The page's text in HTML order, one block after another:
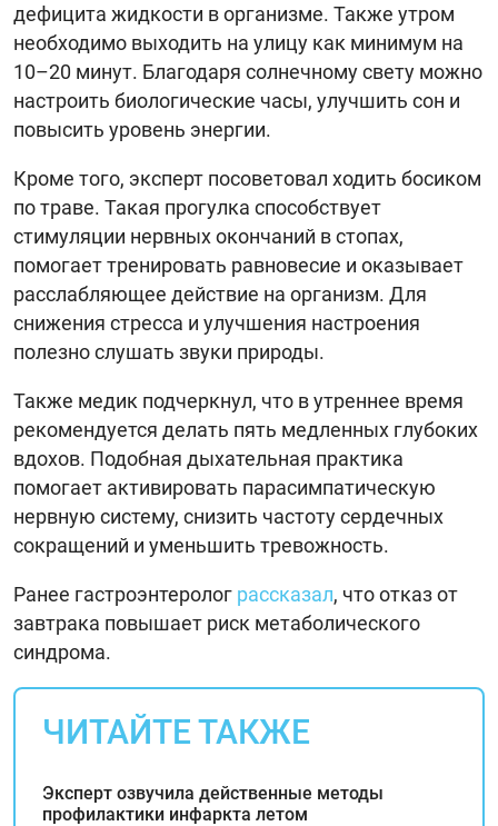
дефицита жидкости в организме. Также утром
необходимо выходить на улицу как минимум на
10–20 минут. Благодаря солнечному свету можно
настроить биологические часы, улучшить сон и
повысить уровень энергии.
Кроме того, эксперт посоветовал ходить босиком
по траве. Такая прогулка способствует
стимуляции нервных окончаний в стопах,
помогает тренировать равновесие и оказывает
расслабляющее действие на организм. Для
снижения стресса и улучшения настроения
полезно слушать звуки природы.
Также медик подчеркнул, что в утреннее время
рекомендуется делать пять медленных глубоких
вдохов. Подобная дыхательная практика
помогает активировать парасимпатическую
нервную систему, снизить частоту сердечных
сокращений и уменьшить тревожность.
Ранее гастроэнтеролог рассказал, что отказ от
завтрака повышает риск метаболического
синдрома.
ЧИТАЙТЕ ТАКЖЕ
Эксперт озвучила действенные методы
профилактики инфаркта летом